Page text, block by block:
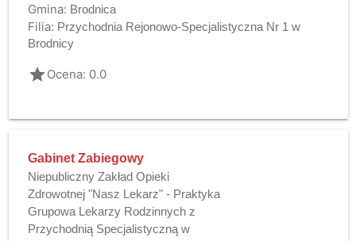
Gmina: Brodnica
Filia: Przychodnia Rejonowo-Specjalistyczna Nr 1 w
Brodnicy
gradeOcena: 0.0
Gabinet Zabiegowy
Niepubliczny Zakład Opieki
Zdrowotnej "Nasz Lekarz" - Praktyka
Grupowa Lekarzy Rodzinnych z
Przychodnią Specjalistyczną w